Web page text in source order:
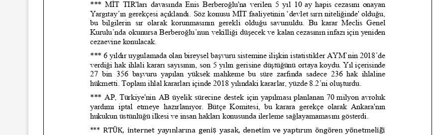
Yaş Ayrımcılığı
Mart Ayında Nefret Söylemi
Konuştuk
19/Mar/2018
Şubat Ayında Çatışma Çözümü
Konuştuk
26/Şub/2018